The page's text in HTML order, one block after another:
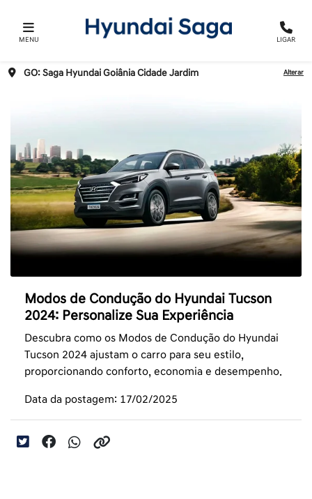
MENU LIGAR
GO: Saga Hyundai Goiânia Cidade Jardim Alterar
Modos de Condução do Hyundai Tucson
2024: Personalize Sua Experiência
Descubra como os Modos de Condução do Hyundai
Tucson 2024 ajustam o carro para seu estilo,
proporcionando conforto, economia e desempenho.
Data da postagem: 17/02/2025